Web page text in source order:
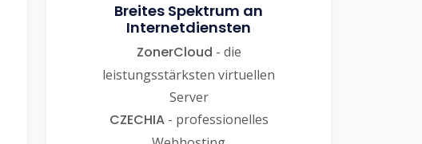
Breites Spektrum an
Internetdiensten
ZonerCloud - die
leistungsstärksten virtuellen
Server
CZECHIA- professionelles